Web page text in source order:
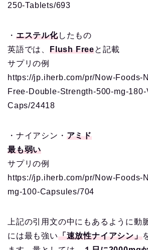
250-Tablets/693
・ エステル化したもの
英語では、 Flush Freeと記載
サプリの例
https://jp.iherb.com/pr/Now-Foods-
Free-Double-Strength-500-mg-180-
Caps/24418
・ナイアシン・ アミド
最も弱い
サプリの例
https://jp.iherb.com/pr/Now-Foods-
mg-100-Capsules/704
上記の引用文の中にもあるように動
には最も強い「速放性ナイアシン」